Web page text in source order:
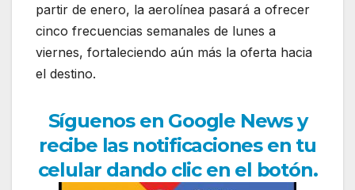
partir de enero, la aerolínea pasará a ofrecer
cinco frecuencias semanales de lunes a
viernes, fortaleciendo aún más la oferta hacia
el destino.
Síguenos en Google News y
recibe las notificaciones en tu
celular dando clic en el botón.